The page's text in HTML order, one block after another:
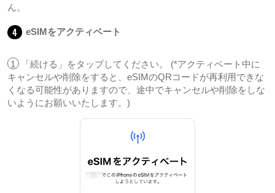
ん。
4 eSIMをアクティベート
1
「続ける」をタップしてください。 (*アクティベート中に
キャンセルや削除をすると、eSIMのQRコードが再利用できな
くなる可能性がありますので、途中でキャンセルや削除をしな
いようにお願いいたします。)